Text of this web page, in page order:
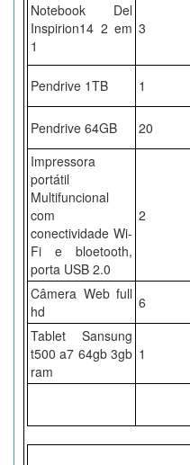
Notebook Del
Inspirion14 2 em
1
3
Pendrive 1TB 1
Pendrive 64GB 20
Impressora
portátil
Multifuncional
com
conectividade Wi-
Fi e bloetooth,
porta USB 2.0
2
Câmera Web full
hd
6
Tablet Sansung
t500 a7 64gb 3gb
ram
1